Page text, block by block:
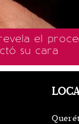
el
su cara